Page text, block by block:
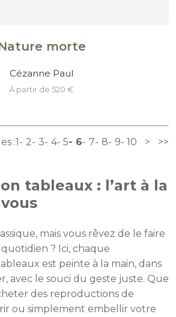
morte
Cézanne Paul
à partir de 520 €
:1 2 3 4 5 6 7 8 9 10 > >>
tableaux : l’art à la
mais vous rêvez de le faire
? Ici, chaque
est peinte à la main, dans
avec le souci du geste juste. Que
des reproductions de
ou simplement embellir votre